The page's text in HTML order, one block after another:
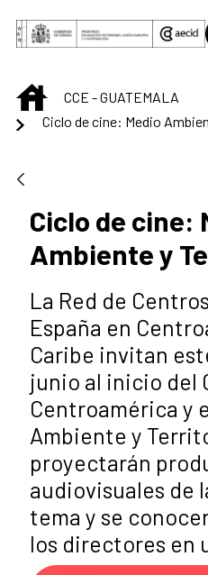
Saltar al contenido principal
INICIOCCE - GUATEMALA
Ciclo de cine: Medio
Ciclo de cine:
Ambiente y
La Red de
España en
Caribe invitan
junio al inicio del
Centroamérica y
Ambiente y
proyectarán
audiovisuales de
tema y se
los directores en